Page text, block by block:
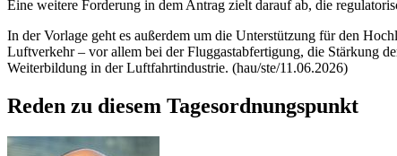
Eine weitere Forderung in dem Antrag zielt darauf ab, die
In der Vorlage geht es außerdem um die Unterstützung für den
Luftverkehr– vor allem bei der Fluggastabfertigung, die Stärkung
Weiterbildung in der Luftfahrtindustrie. (hau/ste/11.06.2026)
Reden zu diesem Tagesordnungspunkt